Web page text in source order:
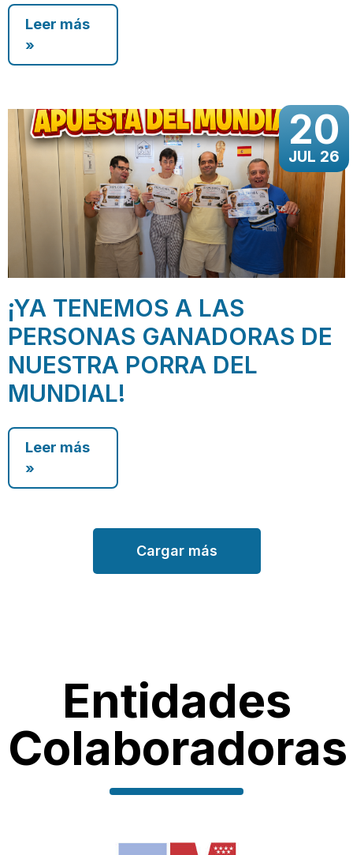
Leer más
»
20
JUL 26
¡YA TENEMOS A LAS
PERSONAS GANADORAS DE
NUESTRA PORRA DEL
MUNDIAL!
Leer más
»
Cargar más
Entidades
Colaboradoras